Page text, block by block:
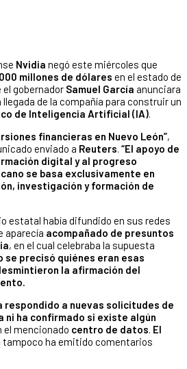
Nvidia negó este miércoles que
millones de dólares en el estado de
el gobernador Samuel García anunciara
de la compañía para construir un
de Inteligencia Artificial (IA).
financieras en Nuevo León”,
enviado a Reuters. “El apoyo de
digital y al progreso
se basa exclusivamente en
investigación y formación de
estatal había difundido en sus redes
aparecía acompañado de presuntos
, en el cual celebraba la supuesta
se precisó quiénes eran esas
la afirmación del
respondido a nuevas solicitudes de
ni ha confirmado si existe algún
el mencionado centro de datos. El
tampoco ha emitido comentarios